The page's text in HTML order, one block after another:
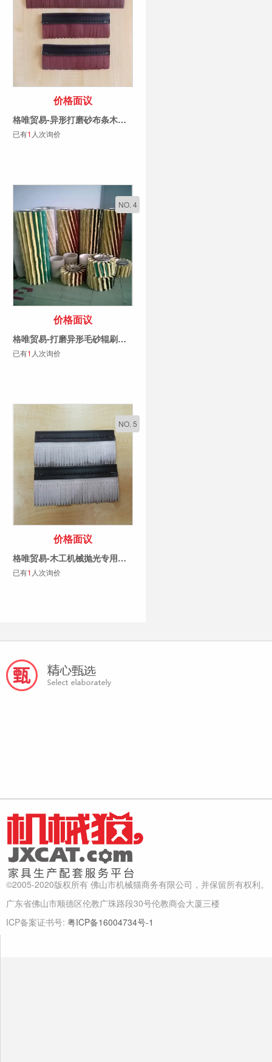
价格面议
格唯贸易-异形打磨砂布条木工抛光砂条剑麻条刷砂条按米计价抛光辊
已有1 人次询价
价格面议
格唯贸易-打磨异形毛砂辊刷辊砂布剑麻辊砂光辊抛光轮
已有1 人次询价
NO. 4
价格面议
格唯贸易-木工机械抛光专用砂条剑麻条刷砂纸条打磨砂布条抛光辊
已有1 人次询价
NO. 5
©2005-2020版权所有 佛山市机械猫商务有限公司，并保留所有权利。
广东省佛山市顺德区伦教广珠路段30号伦教商会大厦三楼
ICP备案证书号: 粤ICP备16004734号-1